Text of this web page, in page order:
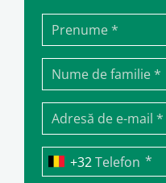
Telefon *